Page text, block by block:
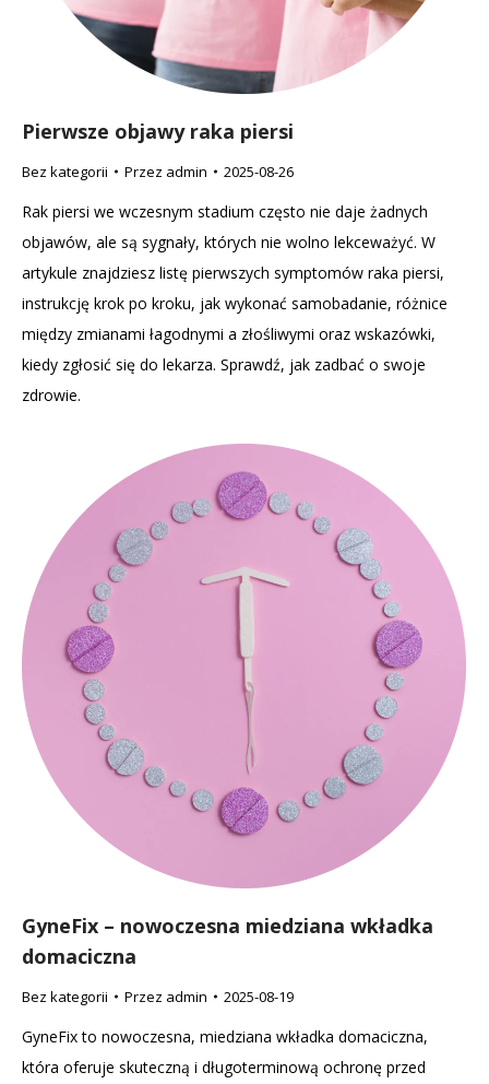
Pierwsze objawy raka piersi
Bez kategorii Przez admin 2025-08-26
Rak piersi we wczesnym stadium często nie daje żadnych
objawów, ale są sygnały, których nie wolno lekceważyć. W
artykule znajdziesz listę pierwszych symptomów raka piersi,
instrukcję krok po kroku, jak wykonać samobadanie, różnice
między zmianami łagodnymi a złośliwymi oraz wskazówki,
kiedy zgłosić się do lekarza. Sprawdź, jak zadbać o swoje
zdrowie.
GyneFix – nowoczesna miedziana wkładka
domaciczna
Bez kategorii Przez admin 2025-08-19
GyneFix to nowoczesna, miedziana wkładka domaciczna,
która oferuje skuteczną i długoterminową ochronę przed